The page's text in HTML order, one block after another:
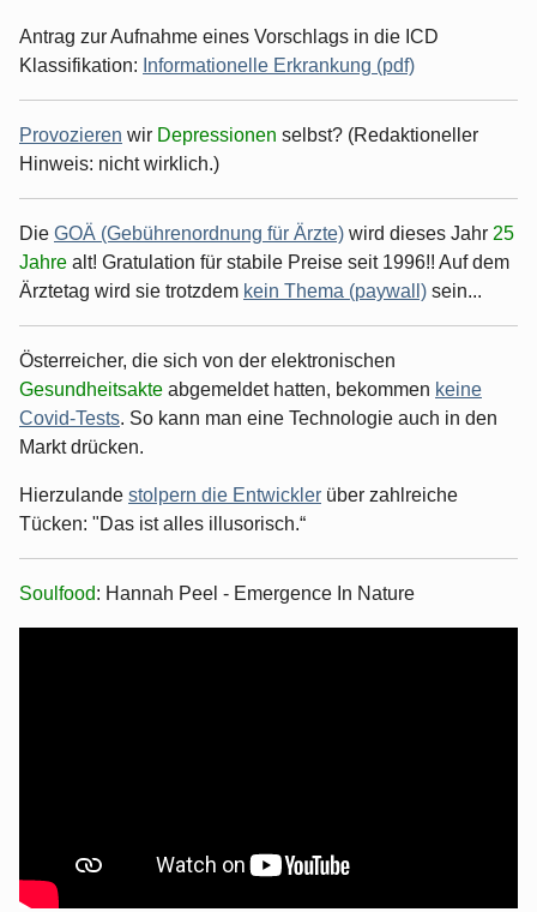
Antrag zur Aufnahme eines Vorschlags in die ICD
Klassifikation: Informationelle Erkrankung (pdf)
Provozieren wir Depressionen selbst? (Redaktioneller
Hinweis: nicht wirklich.)
Die GOÄ (Gebührenordnung für Ärzte) wird dieses Jahr 25
Jahre alt! Gratulation für stabile Preise seit 1996!! Auf dem
Ärztetag wird sie trotzdem kein Thema (paywall) sein...
Österreicher, die sich von der elektronischen
Gesundheitsakte abgemeldet hatten, bekommen keine
Covid-Tests. So kann man eine Technologie auch in den
Markt drücken.
Hierzulande stolpern die Entwickler über zahlreiche
Tücken: "Das ist alles illusorisch.“
Soulfood: Hannah Peel - Emergence In Nature